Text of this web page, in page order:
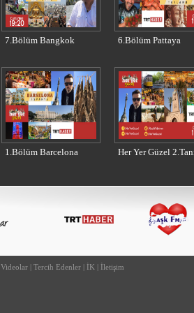
7.Bölüm Bangkok 6.Bölüm Pattaya
1.Bölüm Barcelona Her Yer Güzel
Videolar | Tercih Edenler | İK | İletişim